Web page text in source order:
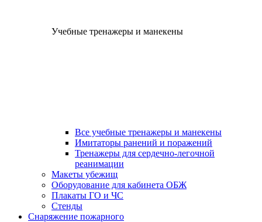
Учебные тренажеры и манекены
Все учебные тренажеры и манекены
Имитаторы ранений и поражений
Тренажеры для сердечно-легочной
реанимации
Макеты убежищ
Оборудование для кабинета ОБЖ
Плакаты ГО и ЧС
Стенды
Снаряжение пожарного